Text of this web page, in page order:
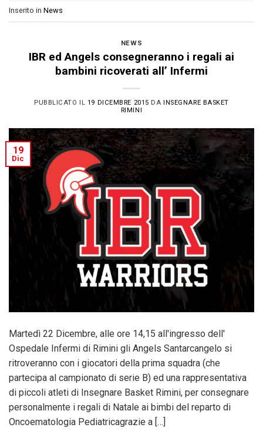
Inserito in News
NEWS
IBR ed Angels consegneranno i regali ai
bambini ricoverati all’ Infermi
PUBBLICATO IL 19 DICEMBRE 2015 DAINSEGNARE BASKET
RIMINI
19
Dic
Martedì 22 Dicembre, alle ore 14,15 all'ingresso dell'
Ospedale Infermi di Rimini gli Angels Santarcangelo si
ritroveranno con i giocatori della prima squadra (che
partecipa al campionato di serie B) ed una rappresentativa
di piccoli atleti di Insegnare Basket Rimini, per consegnare
personalmente i regali di Natale ai bimbi del reparto di
Oncoematologia Pediatricagrazie a […]